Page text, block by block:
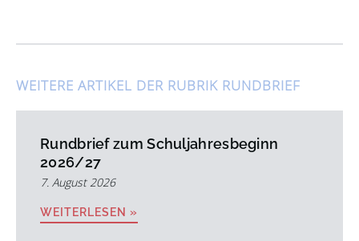
WEITERE ARTIKEL DER RUBRIK RUNDBRIEF
Rundbrief zum Schuljahresbeginn
2026/27
7. August 2026
WEITERLESEN »